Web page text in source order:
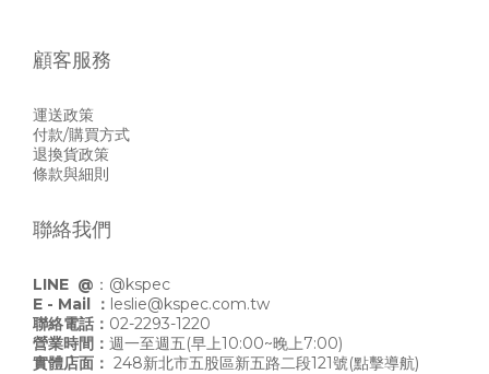
顧客服務
運送政策
付款/購買方式
退換貨政策
條款與細則
聯絡我們
LINE @ ： @kspec
E - Mail ： leslie@kspec.com.tw
聯絡電話： 02-2293-1220
營業時間： 週一至週五(早上10:00~晚上7:00)
實體店面： 248新北市五股區新五路二段121號(點擊導航)